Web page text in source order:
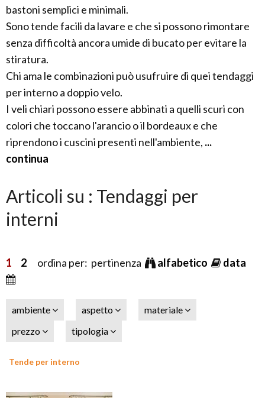
bastoni semplici e minimali.
Sono tende facili da lavare e che si possono rimontare
senza difficoltà ancora umide di bucato per evitare la
stiratura.
Chi ama le combinazioni può usufruire di quei tendaggi
per interno a doppio velo.
I veli chiari possono essere abbinati a quelli scuri con
colori che toccano l'arancio o il bordeaux e che
riprendono i cuscini presenti nell'ambiente, ...
continua
Articoli su : Tendaggi per
interni
1 2 ordina per: pertinenza alfabetico data
ambiente aspetto
materiale
prezzo
tipologia
Tende per interno